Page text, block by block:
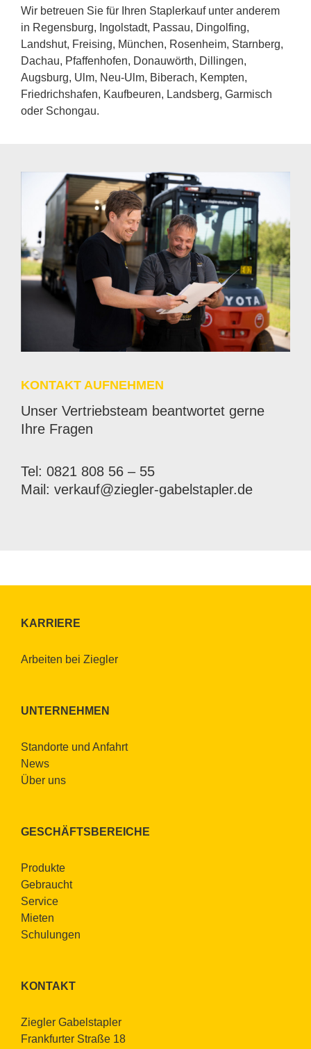
Wir be­treu­en Sie für Ih­ren Stap­ler­kauf un­ter an­de­rem
in Re­gens­burg, In­gol­stadt, Pas­sau, Din­gol­fing,
Lands­hut, Frei­sing, Mün­chen, Ro­sen­heim, Starn­berg,
Dach­au, Pfaf­fen­ho­fen, Do­nau­wörth, Dil­lin­gen,
Augs­burg, Ulm, Neu-Ulm, Bi­ber­ach, Kemp­ten,
Fried­richs­ha­fen, Kauf­beu­ren, Lands­berg, Gar­misch
oder Schon­gau.
KON­TAKT AUF­NEH­MEN
Un­ser Ver­triebs­team be­ant­wor­tet ger­ne
Ihre Fra­gen
Tel: 0821 808 56 – 55
Mail: verkauf@​ziegler-​gabelstapler.​de
KAR­RIE­RE
Ar­bei­ten bei Zieg­ler
UN­TER­NEH­MEN
Stand­or­te und An­fahrt
News
Über uns
GE­SCHÄFTS­BE­REI­CHE
Pro­duk­te
Ge­braucht
Ser­vice
Mie­ten
Schu­lun­gen
KON­TAKT
Zieg­ler Ga­bel­stap­ler
Frank­fur­ter Stra­ße 18